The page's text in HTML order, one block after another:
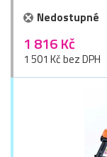
Nedostupné
1 816 Kč
1 501 Kč bez DPH